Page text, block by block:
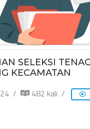
SELEKSI
KECAMATAN
482 kali